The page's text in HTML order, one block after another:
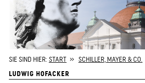
SIE SIND HIER: START» SCHILLER, MAYER & CO.
LUDWIG HOFACKER